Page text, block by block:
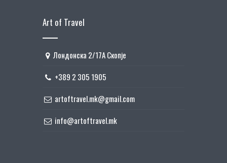
Art of Travel
Лондонска 2/17А Скопје
+389 2 305 1905
artoftravel.mk@gmail.com
info@artoftravel.mk